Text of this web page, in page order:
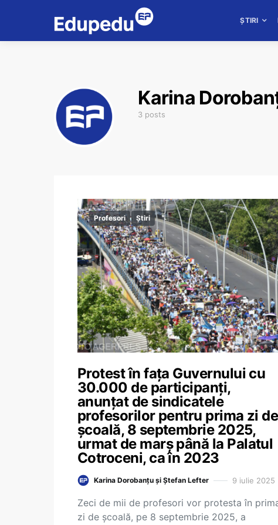
ȘTIRI
Karina
3 posts
Profesori Știri
Protest în fața Guvernului cu
30.000 de participanți,
anunțat de sindicatele
profesorilor pentru prima zi de
școală, 8 septembrie 2025,
urmat de marș până la Palatul
Cotroceni, ca în 2023
Karina Dorobanțu și Ștefan Lefter 9 iulie 2025
Zeci de mii de profesori vor protesta în
zi de școală, pe 8 septembrie 2025, a